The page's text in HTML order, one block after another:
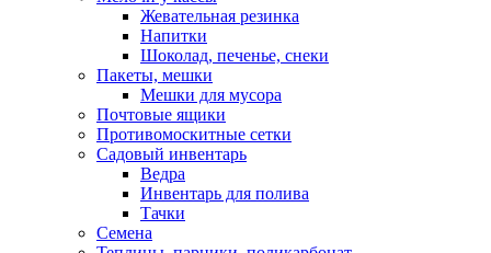
Жевательная резинка
Напитки
Шоколад, печенье, снеки
Пакеты, мешки
Мешки для мусора
Почтовые ящики
Противомоскитные сетки
Садовый инвентарь
Ведра
Инвентарь для полива
Тачки
Семена